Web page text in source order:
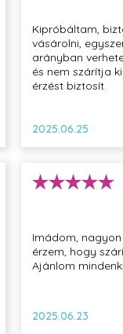
Kipróbáltam,
vásárolni,
arányban
és nem szárítja
érzést biztosít.
2025.06.25
Imádom,
érzem, hogy
Ajánlom
2025.06.23